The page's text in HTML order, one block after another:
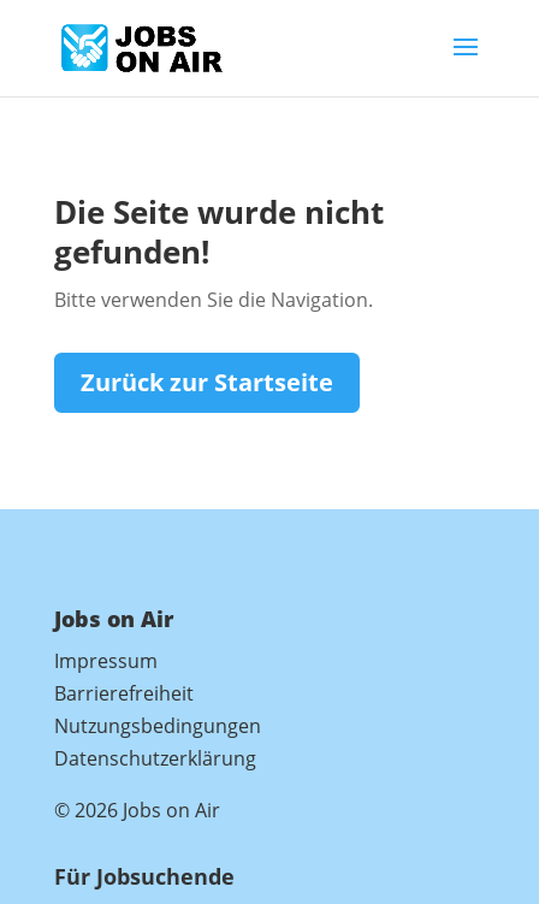
Die Seite wurde nicht
gefunden!
Bitte verwenden Sie die Navigation.
Zurück zur Startseite
Jobs on Air
Impressum
Barrierefreiheit
Nutzungsbedingungen
Datenschutzerklärung
© 2026 Jobs on Air
Für Jobsuchende